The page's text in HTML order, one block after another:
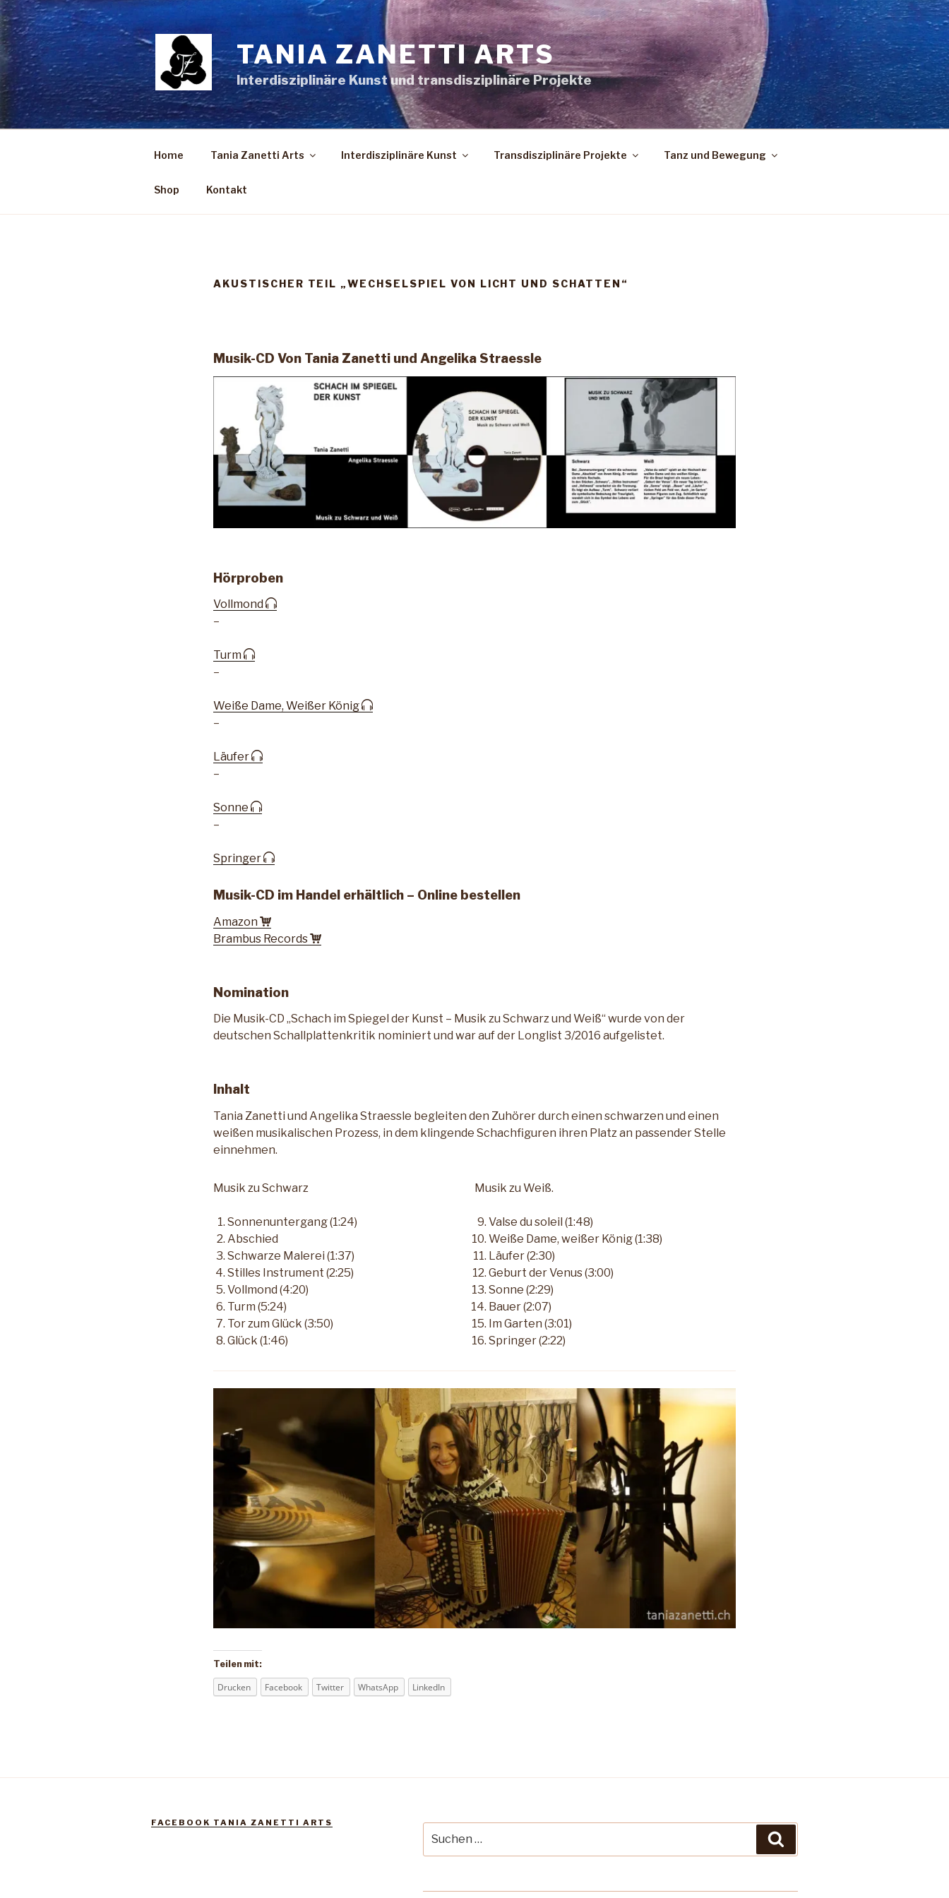
Zum
Inhalt
springen
TANIA ZANETTI ARTS
Interdisziplinäre Kunst und transdisziplinäre Projekte
Home Tania Zanetti Arts Interdisziplinäre Kunst Transdisziplinäre Projekte Tanz und Bewegung
Shop Kontakt
AKUSTISCHER TEIL „WECHSELSPIEL VON LICHT UND SCHATTEN“
Musik-CD Von Tania Zanetti und Angelika Straessle
Hörproben
Vollmond
–
Turm
–
Weiße Dame, Weißer König
–
Läufer
–
Sonne
–
Springer
Musik-CD im Handel erhältlich – Online bestellen
Amazon
Brambus Records
Nomination
Die Musik-CD „Schach im Spiegel der Kunst – Musik zu Schwarz und Weiß“ wurde von der
deutschen Schallplattenkritik nominiert und war auf der Longlist 3/2016 aufgelistet.
Inhalt
Tania Zanetti und Angelika Straessle begleiten den Zuhörer durch einen schwarzen und einen
weißen musikalischen Prozess, in dem klingende Schachfiguren ihren Platz an passender Stelle
einnehmen.
Musik zu Schwarz
Sonnen­untergang (1:24)
Abschied
Schwarze Malerei (1:37)
Stilles Instrument (2:25)
Vollmond (4:20)
Turm (5:24)
Tor zum Glück (3:50)
Glück (1:46)
Musik zu Weiß.
Valse du soleil (1:48)
Weiße Dame, weißer König (1:38)
Läufer (2:30)
Geburt der Venus (3:00)
Sonne (2:29)
Bauer (2:07)
Im Garten (3:01)
Springer (2:22)
Teilen mit:
Drucken Facebook Twitter WhatsApp LinkedIn
FACEBOOK TANIA ZANETTI ARTS
nach: